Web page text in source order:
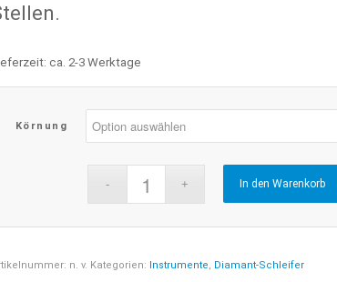
ca. 2-3 Werktage
Körnung
In den Warenkorb
n. v. Kategorien: Instrumente, Diamant-Schleifer